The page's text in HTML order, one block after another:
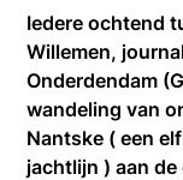
Iedere ochtend
Willemen,
Onderdendam
wandeling van
Nantske ( een
jachtlijn ) aan